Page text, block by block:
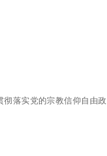
彻落实党的宗教信仰自由政